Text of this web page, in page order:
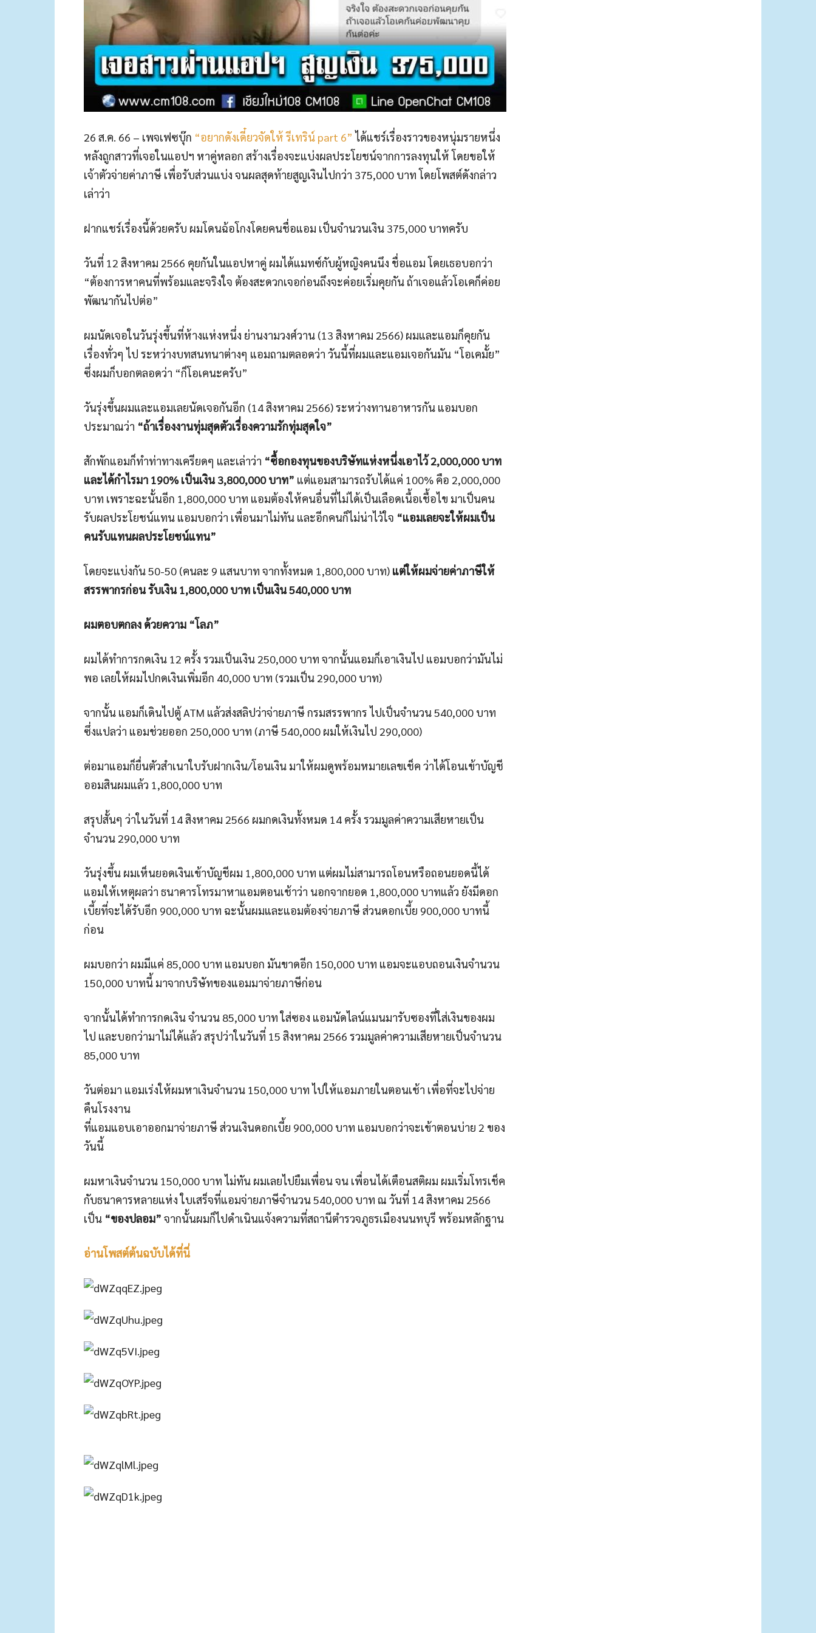
26 ส.ค. 66 – เพจเฟซบุ๊ก “อยากดังเดี๋ยวจัดให้ รีเทริน์ part 6” ได้แชร์เรื่องราวของหนุ่มรายหนึ่ง
หลังถูกสาวที่เจอในแอปฯ หาคู่หลอก สร้างเรื่องจะแบ่งผลประโยชน์จากการลงทุนให้ โดยขอให้
เจ้าตัวจ่ายค่าภาษี เพื่อรับส่วนแบ่ง จนผลสุดท้ายสูญเงินไปกว่า 375,000 บาท โดยโพสต์ดังกล่าว
เล่าว่า
ฝากแชร์เรื่องนี้ด้วยครับ ผมโดนฉ้อโกงโดยคนชื่อแอม เป็นจำนวนเงิน 375,000 บาทครับ
วันที่ 12 สิงหาคม 2566 คุยกันในแอปหาคู่ ผมได้แมทซ์กับผู้หญิงคนนึง ชื่อแอม โดยเธอบอกว่า
“ต้องการหาคนที่พร้อมและจริงใจ ต้องสะดวกเจอก่อนถึงจะค่อยเริ่มคุยกัน ถ้าเจอแล้วโอเคก็ค่อย
พัฒนากันไปต่อ”
ผมนัดเจอในวันรุ่งขึ้นที่ห้างแห่งหนึ่ง ย่านงามวงศ์วาน (13 สิงหาคม 2566) ผมและแอมก็คุยกัน
เรื่องทั่วๆ ไป ระหว่างบทสนทนาต่างๆ แอมถามตลอดว่า วันนี้ที่ผมและแอมเจอกันมัน “โอเคมั้ย”
ซึ่งผมก็บอกตลอดว่า “ก็โอเคนะครับ”
วันรุ่งขึ้นผมและแอมเลยนัดเจอกันอีก (14 สิงหาคม 2566) ระหว่างทานอาหารกัน แอมบอก
ประมาณว่า “ถ้าเรื่องงานทุ่มสุดตัวเรื่องความรักทุ่มสุดใจ”
สักพักแอมก็ทำท่าทางเครียดๆ และเล่าว่า “ซื้อกองทุนของบริษัทแห่งหนึ่งเอาไว้ 2,000,000 บาท
และได้กำไรมา 190% เป็นเงิน 3,800,000 บาท” แต่แอมสามารถรับได้แค่ 100% คือ 2,000,000
บาท เพราะฉะนั้นอีก 1,800,000 บาท แอมต้องให้คนอื่นที่ไม่ได้เป็นเลือดเนื้อเชื้อไข มาเป็นคน
รับผลประโยชน์แทน แอมบอกว่า เพื่อนมาไม่ทัน และอีกคนก็ไม่น่าไว้ใจ “แอมเลยจะให้ผมเป็น
คนรับแทนผลประโยชน์แทน”
โดยจะแบ่งกัน 50-50 (คนละ 9 แสนบาท จากทั้งหมด 1,800,000 บาท) แต่ให้ผมจ่ายค่าภาษีให้
สรรพากรก่อน รับเงิน 1,800,000 บาท เป็นเงิน 540,000 บาท
ผมตอบตกลง ด้วยความ “โลภ”
ผมได้ทำการกดเงิน 12 ครั้ง รวมเป็นเงิน 250,000 บาท จากนั้นแอมก็เอาเงินไป แอมบอกว่ามันไม่
พอ เลยให้ผมไปกดเงินเพิ่มอีก 40,000 บาท (รวมเป็น 290,000 บาท)
จากนั้น แอมก็เดินไปตู้ ATM แล้วส่งสลิปว่าจ่ายภาษี กรมสรรพากร ไปเป็นจำนวน 540,000 บาท
ซึ่งแปลว่า แอมช่วยออก 250,000 บาท (ภาษี 540,000 ผมให้เงินไป 290,000)
ต่อมาแอมก็ยื่นตัวสำเนาใบรับฝากเงิน/โอนเงิน มาให้ผมดูพร้อมหมายเลขเช็ค ว่าได้โอนเข้าบัญชี
ออมสินผมแล้ว 1,800,000 บาท
สรุปสั้นๆ ว่าในวันที่ 14 สิงหาคม 2566 ผมกดเงินทั้งหมด 14 ครั้ง รวมมูลค่าความเสียหายเป็น
จำนวน 290,000 บาท
วันรุ่งขึ้น ผมเห็นยอดเงินเข้าบัญชีผม 1,800,000 บาท แต่ผมไม่สามารถโอนหรือถอนยอดนี้ได้
แอมให้เหตุผลว่า ธนาคารโทรมาหาแอมตอนเช้าว่า นอกจากยอด 1,800,000 บาทแล้ว ยังมีดอก
เบี้ยที่จะได้รับอีก 900,000 บาท ฉะนั้นผมและแอมต้องจ่ายภาษี ส่วนดอกเบี้ย 900,000 บาทนี้
ก่อน
ผมบอกว่า ผมมีแค่ 85,000 บาท แอมบอก มันขาดอีก 150,000 บาท แอมจะแอบถอนเงินจำนวน
150,000 บาทนี้ มาจากบริษัทของแอมมาจ่ายภาษีก่อน
จากนั้นได้ทำการกดเงิน จำนวน 85,000 บาท ใส่ซอง แอมนัดไลน์แมนมารับซองที่ใส่เงินของผม
ไป และบอกว่ามาไม่ได้แล้ว สรุปว่าในวันที่ 15 สิงหาคม 2566 รวมมูลค่าความเสียหายเป็นจำนวน
85,000 บาท
วันต่อมา แอมเร่งให้ผมหาเงินจำนวน 150,000 บาท ไปให้แอมภายในตอนเช้า เพื่อที่จะไปจ่าย
คืนโรงงาน
ที่แอมแอบเอาออกมาจ่ายภาษี ส่วนเงินดอกเบี้ย 900,000 บาท แอมบอกว่าจะเข้าตอนบ่าย 2 ของ
วันนี้
ผมหาเงินจำนวน 150,000 บาท ไม่ทัน ผมเลยไปยืมเพื่อน จน เพื่อนได้เตือนสติผม ผมเริ่มโทรเช็ค
กับธนาคารหลายแห่ง ใบเสร็จที่แอมจ่ายภาษีจำนวน 540,000 บาท ณ วันที่ 14 สิงหาคม 2566
เป็น “ของปลอม” จากนั้นผมก็ไปดำเนินแจ้งความที่สถานีตำรวจภูธรเมืองนนทบุรี พร้อมหลักฐาน
อ่านโพสต์ต้นฉบับได้ที่นี่